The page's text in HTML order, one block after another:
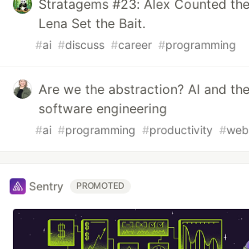
Stratagems #23: Alex Counted
Lena Set the Bait.
#ai #discuss #career #programming
Are we the abstraction? AI and
software engineering
#ai #programming #productivity #
Sentry PROMOTED